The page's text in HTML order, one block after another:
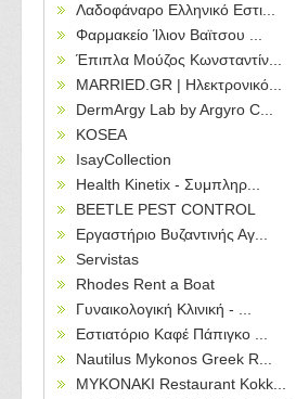
Λαδοφάναρο Ελληνικό Εστι...
Φαρμακείο Ίλιον Βαϊτσου ...
Έπιπλα Μούζος Κωνσταντίν...
MARRIED.GR | Ηλεκτρονικό...
DermArgy Lab by Argyro C...
KOSEA
IsayCollection
Health Kinetix - Συμπληρ...
BEETLE PEST CONTROL
Εργαστήριο Βυζαντινής Αγ...
Servistas
Rhodes Rent a Boat
Γυναικολογική Κλινική - ...
Εστιατόριο Καφέ Πάπιγκο ...
Nautilus Mykonos Greek R...
MYKONAKI Restaurant Kokk...